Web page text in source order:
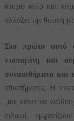
άτομο αυτό και
αλλάξει την θετική
Στο πρώτο αυτό
ντοπαμίνη και
συναισθήματα και
επιστήμονες. Η
μας κάνει να
ειδικοί,